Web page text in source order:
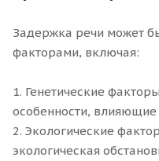
Задержка речи может
факторами, включая:
1. Генетические
особенности, влияющие
2. Экологические
экологическая